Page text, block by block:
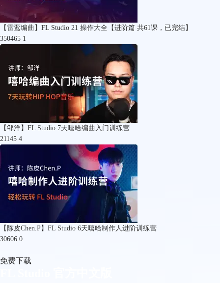
【雷鸾编曲】FL Studio 21 操作大全【进阶篇 共61课，已完结】
350465 1
【邹洋】FL Studio 7天嘻哈编曲入门训练营
21145 4
【陈皮Chen.P】FL Studio 6天嘻哈制作人进阶训练营
30606 0
免费下载